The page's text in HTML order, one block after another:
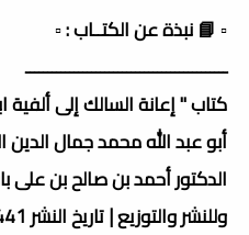
▫️ 📘 نبذة عن الكتــاب : ▫️
ــــــــــــــــــــــــــــــــــــــــــــــ
كتاب " إعانة السالك إلى
الدكتور أحمد بن صالح بن على
وللنشر والتوزيع | تاريخ النشر 1441هـ ، 2020م.